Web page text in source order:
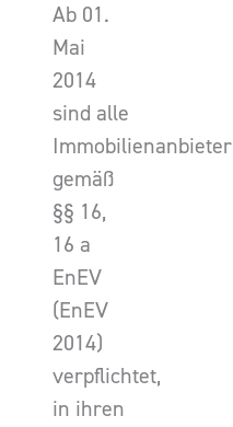
Ab 01.
Mai
2014
sind alle
Immobilienanbieter
gemäß
§§ 16,
16 a
EnEV
(EnEV
2014)
verpflichtet,
in ihren